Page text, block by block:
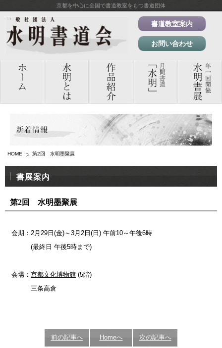
京都を中心に全国で書道教室をもつ書道団体
書道教室案内
お問い合わせ
HOME 第2回 水明墨聚展
書展案内
第2回 水明墨聚展
会期：2月29日(金)～3月2日(日) 午前10～午後6時
(最終日 午後5時まで)
会場： 京都文化博物館 (5階)
三条高倉
前の記事へ Homeへ 次の記事へ